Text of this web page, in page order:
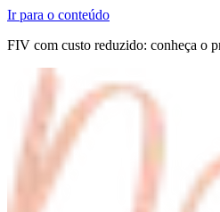
Ir para o conteúdo
FIV com custo reduzido: conheça o